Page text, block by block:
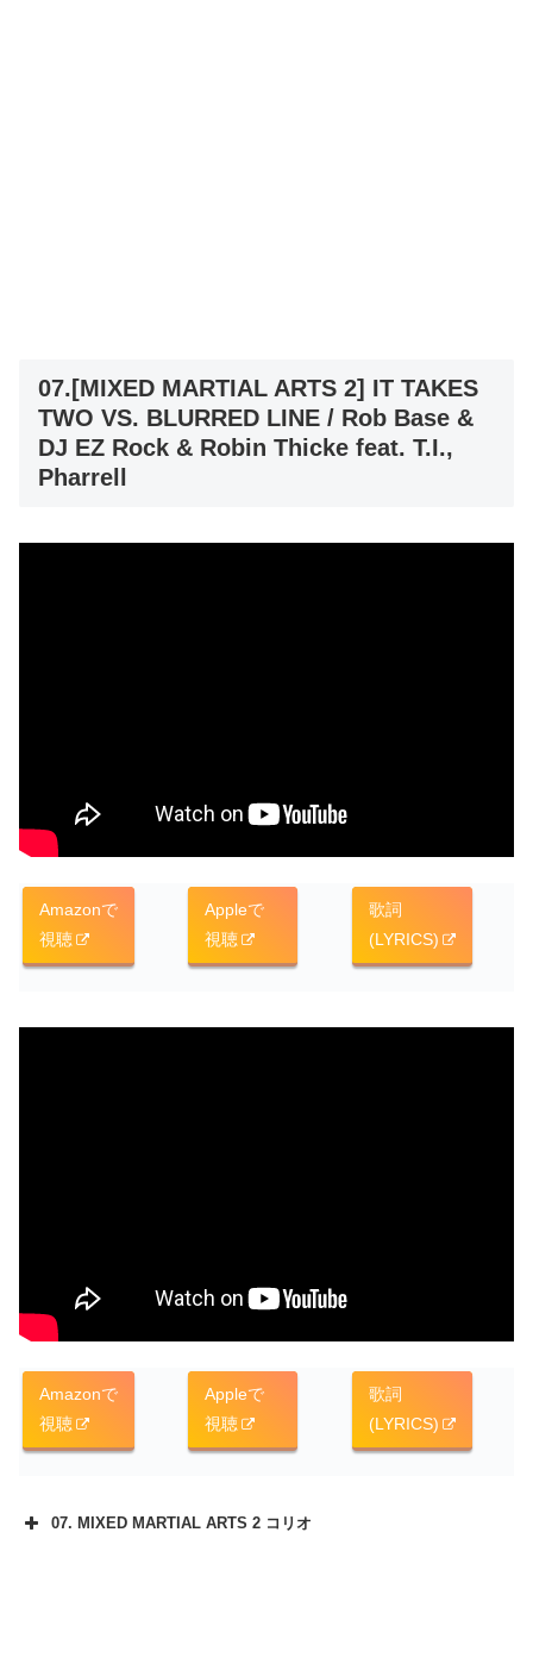
07.[MIXED MARTIAL ARTS 2] IT TAKES
TWO VS. BLURRED LINE / Rob Base &
DJ EZ Rock & Robin Thicke feat. T.I.,
Pharrell
Amazonで
視聴
Appleで
視聴
歌詞
(LYRICS)
Amazonで
視聴
Appleで
視聴
歌詞
(LYRICS)
07. MIXED MARTIAL ARTS 2 コリオ